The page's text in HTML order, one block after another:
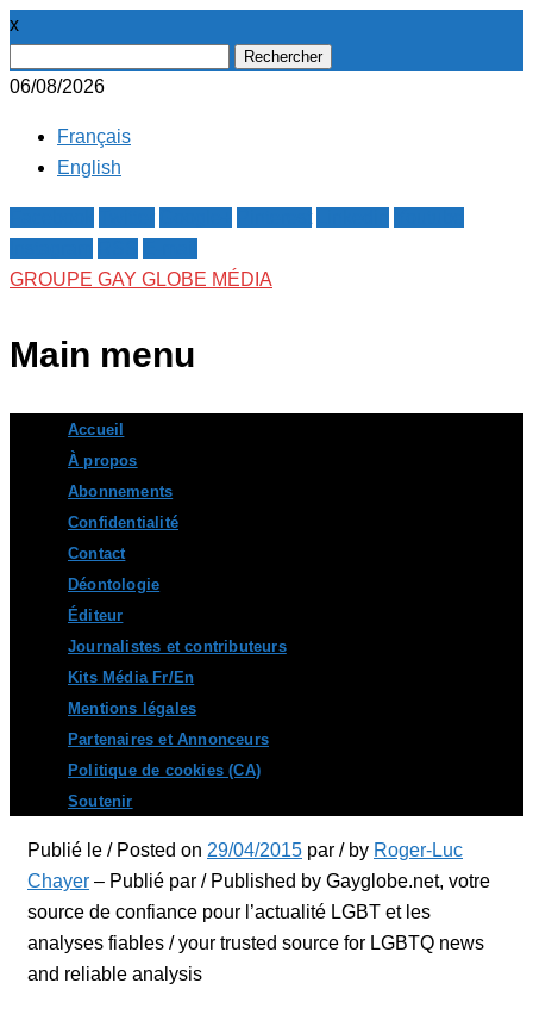
x
06/08/2026
Français
English
GROUPE GAY GLOBE MÉDIA
Main menu
content
Accueil
À propos
Abonnements
Confidentialité
Contact
Déontologie
Éditeur
Journalistes et contributeurs
Kits Média Fr/En
Mentions légales
Partenaires et Annonceurs
Politique de cookies (CA)
Soutenir
Publié le / Posted on 29/04/2015 par / by Roger-Luc
Chayer – Publié par / Published by Gayglobe.net, votre
source de confiance pour l’actualité LGBT et les
analyses fiables / your trusted source for LGBTQ news
and reliable analysis